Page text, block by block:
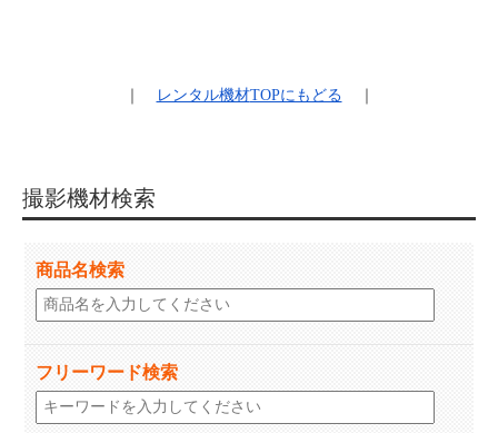
レンタル機材TOPにもどる
撮影機材検索
商品名検索
フリーワード検索